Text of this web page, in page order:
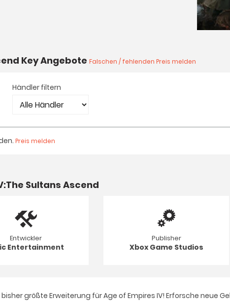
Key Angebote Falschen / fehlenden Preis melden
Händler filtern
Preis melden
Sultans Ascend
Entwickler
Entertainment
Publisher
Xbox Game Studios
größte Erweiterung für Age of Empires IV! Erforsche neue